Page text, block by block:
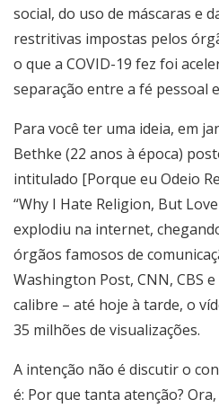
social, do uso de máscaras e
restritivas impostas pelos
o que a COVID-19 fez foi
separação entre a fé pessoal
Para você ter uma ideia, em
Bethke (22 anos à época)
intitulado [Porque eu Odeio
“Why I Hate Religion, But
explodiu na internet,
órgãos famosos de
Washington Post, CNN, CBS
calibre – até hoje à tarde, o
35 milhões de visualizações.
A intenção não é discutir o
é: Por que tanta atenção?